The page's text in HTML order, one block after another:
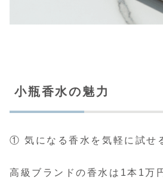
小瓶香水の魅力
① 気になる香水を気軽に試せ
高級ブランドの香水は1本1万